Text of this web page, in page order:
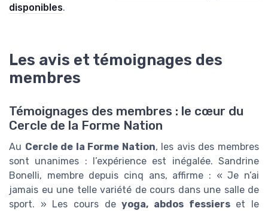
disponibles.
Les avis et témoignages des
membres
Témoignages des membres : le cœur du
Cercle de la Forme Nation
Au Cercle de la Forme Nation, les avis des membres
sont unanimes : l’expérience est inégalée. Sandrine
Bonelli, membre depuis cinq ans, affirme : « Je n’ai
jamais eu une telle variété de cours dans une salle de
sport. » Les cours deyoga, abdos fessierset le